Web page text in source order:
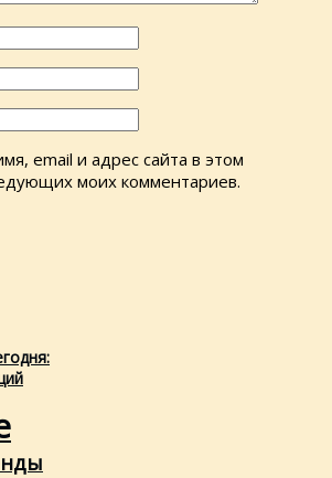
email и адрес сайта в этом
моих комментариев.